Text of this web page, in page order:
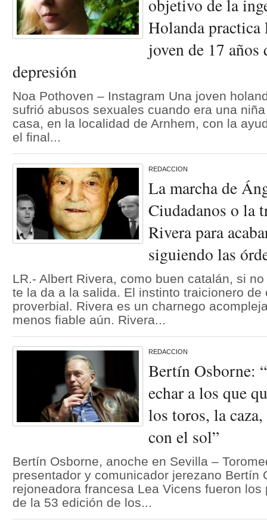
objetivo de la
Holanda practica
joven de 17 años
depresión
Noa Pothoven – Instagram Una joven
sufrió abusos sexuales cuando era una
casa, en la localidad de Arnhem, con la
el final...
REDACCION
La marcha de
Ciudadanos o la
Rivera para
siguiendo las
LR.- Albert Rivera, como buen catalán, si
te la da a la salida. El instinto traicionero de
proverbial. Rivera es un charnego
menos fiable aún. Rivera...
REDACCION
Bertín Osborne:
echar a los que
los toros, la
con el sol”
Bertín Osborne, anoche en Sevilla –
presentador y comunicador jerezano Bertín
rejoneadora francesa Lea Vicens fueron
de la 53 edición de los...